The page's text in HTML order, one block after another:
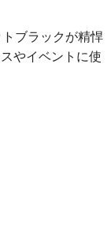
トブラックが精悍
やイベントに使